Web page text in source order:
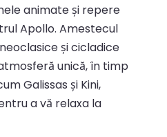
animate și repere
Apollo. Amestecul
și cicladice
unică, în timp
Galissas și Kini,
a vă relaxa la